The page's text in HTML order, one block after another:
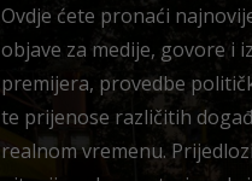
Ovdje ćete pronaći
objave za medije, govore i
premijera, provedbe
te prijenose različitih
realnom vremenu.